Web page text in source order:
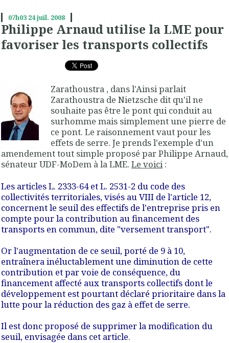
07h03 24juil. 2008
Philippe Arnaud utilise la LME pour
favoriser les transports collectifs
Zarathoustra , dans l'Ainsi parlait
Zarathoustra de Nietzsche dit qu'il ne
souhaite pas être le pont qui conduit au
surhomme mais simplement une pierre de
ce pont. Le raisonnement vaut pour les
effets de serre. Je prends l'exemple d'un
amendement tout simple proposé par Philippe Arnaud,
sénateur UDF-MoDem à la LME. Le voici :
Les articles L. 2333-64 et L. 2531-2 du code des
collectivités territoriales, visés au VIII de l'article 12,
concernent le seuil des effectifs de l'entreprise pris en
compte pour la contribution au financement des
transports en commun, dite "versement transport".
Or l'augmentation de ce seuil, porté de 9 à 10,
entraînera inéluctablement une diminution de cette
contribution et par voie de conséquence, du
financement affecté aux transports collectifs dont le
développement est pourtant déclaré prioritaire dans la
lutte pour la réduction des gaz à effet de serre.
Il est donc proposé de supprimer la modification du
seuil, envisagée dans cet article.